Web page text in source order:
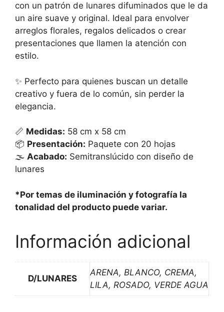
con un patrón de lunares difuminados que le da
un aire suave y original. Ideal para envolver
arreglos florales, regalos delicados o crear
presentaciones que llamen la atención con
estilo.
✨ Perfecto para quienes buscan un detalle
creativo y fuera de lo común, sin perder la
elegancia.
📏 Medidas: 58 cm x 58 cm
📦 Presentación: Paquete con 20 hojas
🌫️ Acabado: Semitranslúcido con diseño de
lunares
*Por temas de iluminación y fotografía la
tonalidad del producto puede variar.
Información adicional
D/LUNARES
ARENA, BLANCO, CREMA,
LILA, ROSADO, VERDE AGUA